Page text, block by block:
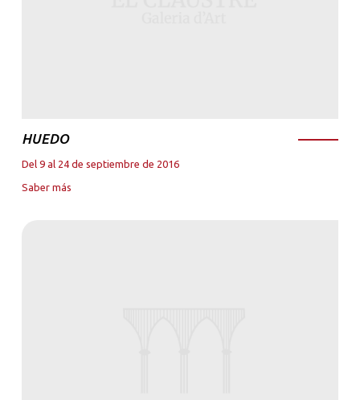
HUEDO
Del 9 al 24 de septiembre de 2016
Saber más